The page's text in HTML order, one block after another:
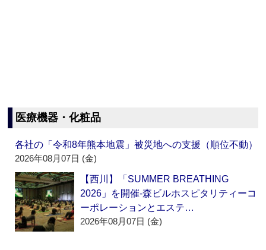
医療機器・化粧品
各社の「令和8年熊本地震」被災地への支援（順位不動）
2026年08月07日 (金)
【西川】「SUMMER BREATHING
2026」を開催‐森ビルホスピタリティーコ
ーポレーションとエステ…
2026年08月07日 (金)